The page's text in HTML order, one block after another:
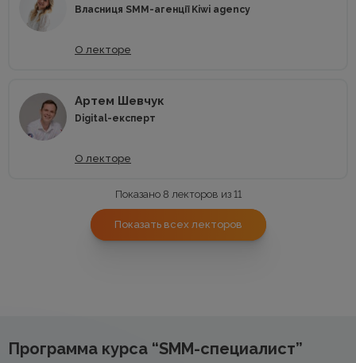
Власниця SMM-агенції Kiwi agency
О лекторе
Артем Шевчук
Digital-експерт
О лекторе
Показано 8 лекторов из 11
Показать всех лекторов
Программа курса “SMM-специалист”